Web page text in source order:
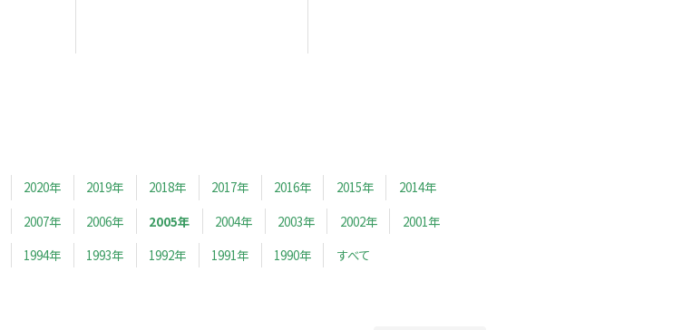
2020年 2019年 2018年 2017年 2016年 2015年
2014年
2007年 2006年 2005年 2004年 2003年 2002年
2001年
1994年 1993年 1992年 1991年 1990年 すべて